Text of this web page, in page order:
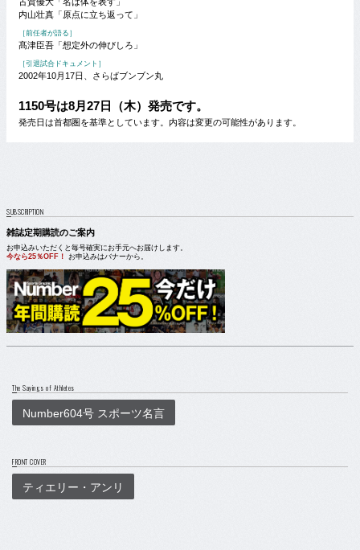
内山壮真「原点に立ち返って」
［前任者が語る］
髙津臣吾「想定外の伸びしろ」
［引退試合ドキュメント］
2002年10月17日、さらばブンブン丸
1150号は8月27日（木）発売です。
発売日は首都圏を基準としています。内容は変更の可能性があります。
SUBSCRIPTION
雑誌定期購読のご案内
お申込みいただくと毎号確実にお手元へお届けします。
今なら25％OFF！
お申込みはバナーから。
The Sayings of Athletes
Number604号 スポーツ名言
FRONT COVER
ティエリー・アンリ